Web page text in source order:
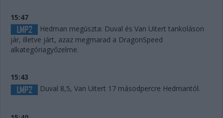
15:47
Hedman megúszta: Duval és Van Uitert tankoláson
jár, illetve járt, azaz megmarad a DragonSpeed
alkategóriagyőzelme.
15:43
Duval 8,5, Van Uitert 17 másodpercre Hedmantól.